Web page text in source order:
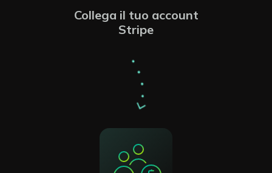
Collega il tuo account
Stripe